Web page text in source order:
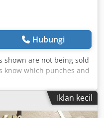
Hubungi
shown are not being sold
know which punches and
a customized
Al Nsk
Iklan kecil